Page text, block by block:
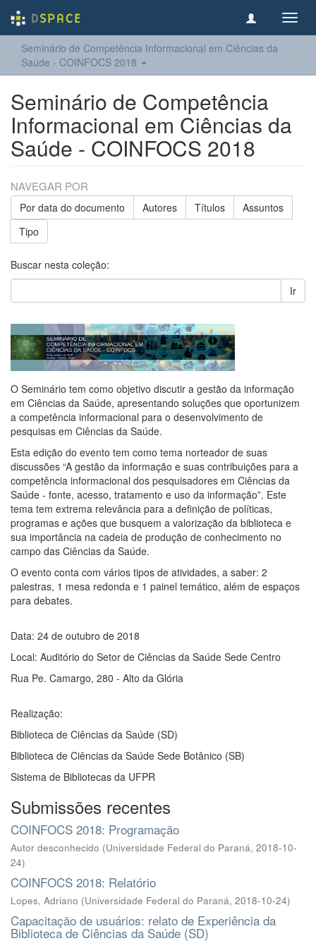
Seminário de Competência Informacional em Ciências da
Saúde - COINFOCS 2018
Seminário de Competência
Informacional em Ciências da
Saúde - COINFOCS 2018
NAVEGAR POR
Por data do documento Autores Títulos
Assuntos
Tipo
Buscar nesta coleção:
Ir
O Seminário tem como objetivo discutir a gestão da informação
em Ciências da Saúde, apresentando soluções que oportunizem
a competência informacional para o desenvolvimento de
pesquisas em Ciências da Saúde.
Esta edição do evento tem como tema norteador de suas
discussões “A gestão da informação e suas contribuições para a
competência informacional dos pesquisadores em Ciências da
Saúde - fonte, acesso, tratamento e uso da informação”. Este
tema tem extrema relevância para a definição de políticas,
programas e ações que busquem a valorização da biblioteca e
sua importância na cadeia de produção de conhecimento no
campo das Ciências da Saúde.
O evento conta com vários tipos de atividades, a saber: 2
palestras, 1 mesa redonda e 1 painel temático, além de espaços
para debates.
Data: 24 de outubro de 2018
Local: Auditório do Setor de Ciências da Saúde Sede Centro
Rua Pe. Camargo, 280 - Alto da Glória
Realização:
Biblioteca de Ciências da Saúde (SD)
Biblioteca de Ciências da Saúde Sede Botânico (SB)
Sistema de Bibliotecas da UFPR
Submissões recentes
COINFOCS 2018: Programação
Autor desconhecido (Universidade Federal do Paraná, 2018-10-
24)
COINFOCS 2018: Relatório
Lopes, Adriano (Universidade Federal do Paraná, 2018-10-24)
Capacitação de usuários: relato de Experiência da
Biblioteca de Ciências da Saúde (SD)